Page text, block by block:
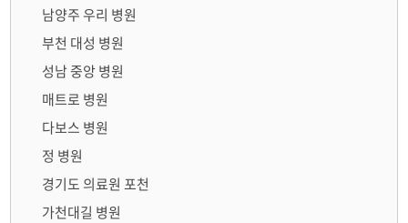
남양주 우리 병원
부천 대성 병원
성남 중앙 병원
매트로 병원
다보스 병원
정 병원
경기도 의료원 포천
가천대길 병원